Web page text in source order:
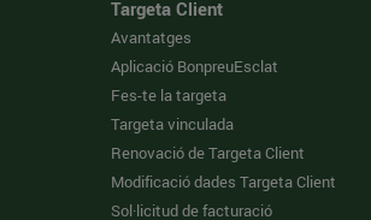
Targeta Client
Avantatges
Aplicació BonpreuEsclat
Fes-te la targeta
Targeta vinculada
Renovació de Targeta Client
Modificació dades Targeta Client
Sol·licitud de facturació